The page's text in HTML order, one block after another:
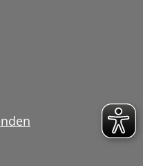
Facebook
auf YouTube